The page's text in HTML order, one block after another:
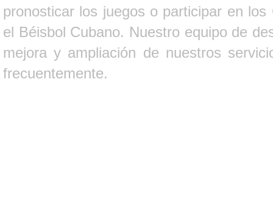
pronosticar los juegos o participar en
el Béisbol Cubano. Nuestro equipo de
mejora y ampliación de nuestros
frecuentemente.